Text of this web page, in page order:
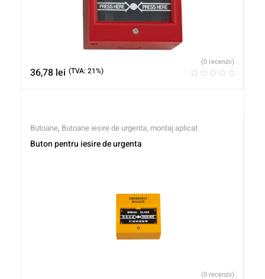
36,78 lei (TVA: 21%)
(0 recenzii)
Butoane, Butoane iesire de urgenta, montaj aplicat
Buton pentru iesire de urgenta
(0 recenzii)